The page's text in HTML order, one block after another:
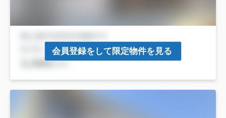
会員登録をして限定物件を見る